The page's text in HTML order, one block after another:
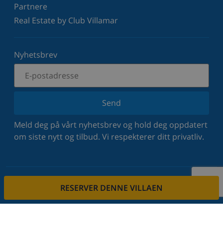
RESERVER DENNE VILLAEN
Partnere
Real Estate by Club Villamar
Nyhetsbrev
Send
Meld deg på vårt nyhetsbrev og hold deg oppdatert
om siste nytt og tilbud. Vi respekterer ditt privatliv.